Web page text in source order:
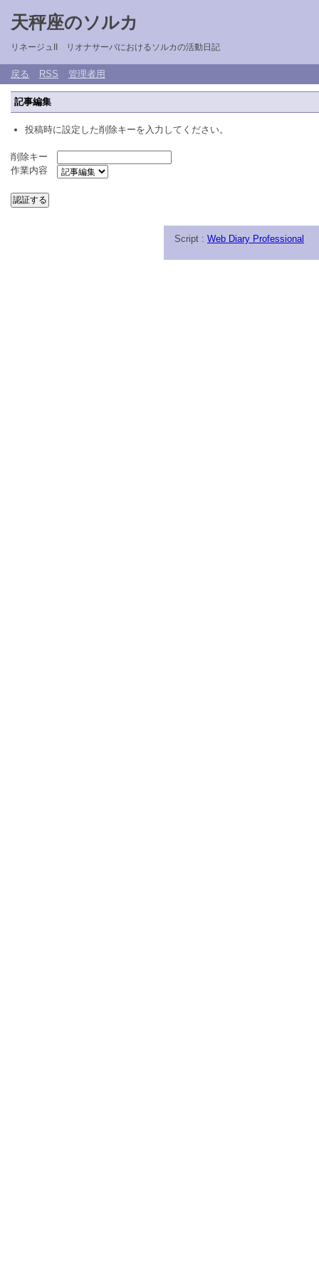
天秤座のソルカ
リネージュII リオナサーバにおけるソルカの活動日記
戻る RSS 管理者用
記事編集
投稿時に設定した削除キーを入力してください。
削除キー
作業内容
Script : Web Diary Professional